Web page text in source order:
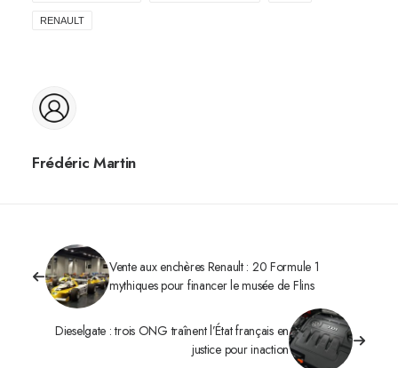
RENAULT
Frédéric Martin
Vente aux enchères Renault : 20 Formule 1
mythiques pour financer le musée de Flins
Dieselgate : trois ONG traînent l’État français en
justice pour inaction